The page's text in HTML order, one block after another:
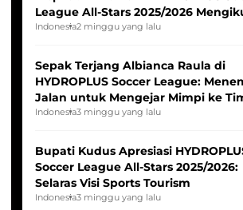
League All-Stars 2025/2026
Seleksi Timnas Indonesia Putri
Indonesia2 minggu yang lalu
Sepak Terjang Albianca Raula di
HYDROPLUS Soccer League:
Jalan untuk Mengejar Mimpi ke
Indonesia Putri
Indonesia3 minggu yang lalu
Bupati Kudus Apresiasi
Soccer League All-Stars 2025/2026:
Selaras Visi Sports Tourism
Indonesia3 minggu yang lalu